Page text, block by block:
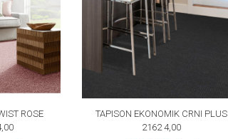
ROSE
TAPISON EKONOMIK CRNI PLUS
2162 4,00